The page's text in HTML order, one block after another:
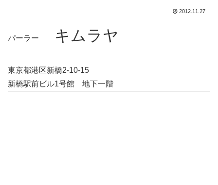
2012.11.27
パーラー キムラヤ
東京都港区新橋2-10-15
新橋駅前ビル1号館 地下一階